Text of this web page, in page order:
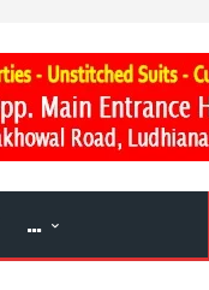
…